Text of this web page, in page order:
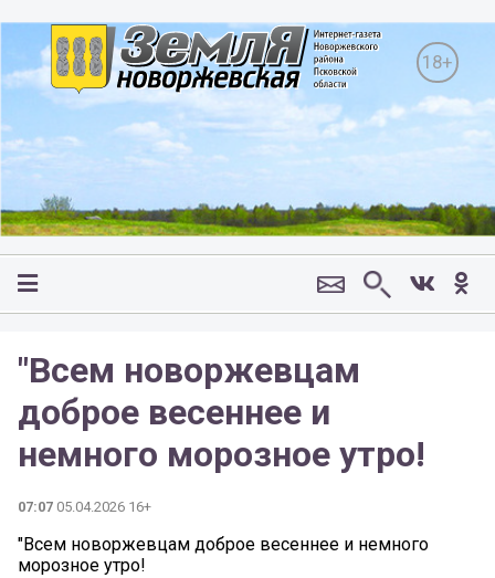
18+
"Всем новоржевцам
доброе весеннее и
немного морозное утро!
07:07 05.04.2026 16+
"Всем новоржевцам доброе весеннее и немного
морозное утро!